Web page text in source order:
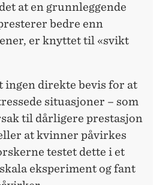
at en grunnleggende
bedre enn
er knyttet til «svikt
ingen direkte bevis for at
situasjoner – som
til dårligere prestasjon
at kvinner påvirkes
testet dette i et
eksperiment og fant